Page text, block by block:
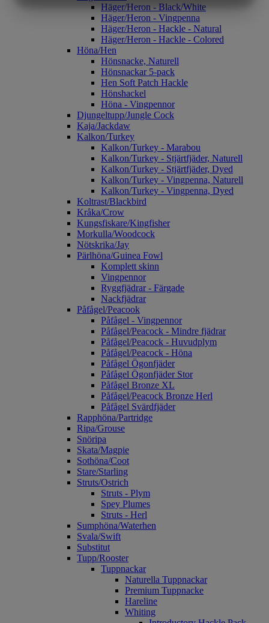
Häger/Heron - Black/White
Häger/Heron - Vingpenna
Häger/Heron - Hackle - Natural
Häger/Heron - Hackle - Colored
Höna/Hen
Hönsnacke, Naturell
Hönsnackar 5-pack
Hen Soft Patch Hackle
Hönshackel
Höna - Vingpennor
Djungeltupp/Jungle Cock
Kaja/Jackdaw
Kalkon/Turkey
Kalkon/Turkey - Marabou
Kalkon/Turkey - Stjärtfjäder, Naturell
Kalkon/Turkey - Stjärtfjäder, Dyed
Kalkon/Turkey - Vingpenna, Naturell
Kalkon/Turkey - Vingpenna, Dyed
Koltrast/Blackbird
Kråka/Crow
Kungsfiskare/Kingfisher
Morkulla/Woodcock
Nötskrika/Jay
Pärlhöna/Guinea Fowl
Komplett skinn
Vingpennor
Ryggfjädrar - Färgade
Nackfjädrar
Påfågel/Peacook
Påfågel - Vingpennor
Påfågel/Peacock - Mindre fjädrar
Påfågel/Peacock - Huvudplym
Påfågel/Peacock - Höna
Påfågel Ögonfjäder
Påfågel Ögonfjäder Stor
Påfågel Bronze XL
Påfågel/Peacock Bronze Herl
Påfågel Svärdfjäder
Rapphöna/Partridge
Ripa/Grouse
Snöripa
Skata/Magpie
Sothöna/Coot
Stare/Starling
Struts/Ostrich
Struts - Plym
Spey Plumes
Struts - Herl
Sumphöna/Waterhen
Svala/Swift
Substitut
Tupp/Rooster
Tuppnackar
Naturella Tuppnackar
Premium Tuppnacke
Hareline
Whiting
MARKETING STATISTIK